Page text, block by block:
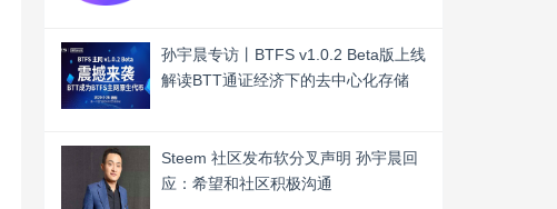
孙宇晨专访丨BTFS v1.0.2 Beta版上线
解读BTT通证经济下的去中心化存储
Steem 社区发布软分叉声明 孙宇晨回
应：希望和社区积极沟通